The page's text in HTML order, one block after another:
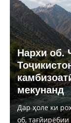
Нархи об.
мекунанд
Дар ҳоле ки
об,